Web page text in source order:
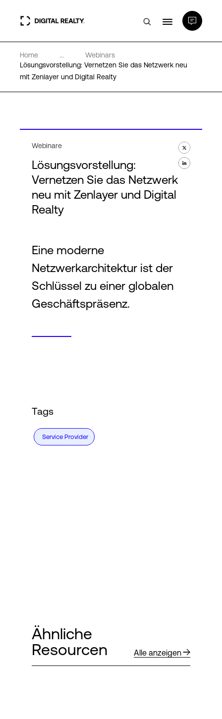
Rechenzentren
PlatformDIGITAL®
Login
Home ...
Webinars
Lösungsvorstellung: Vernetzen Sie das Netzwerk neu
mit Zenlayer und Digital Realty
Webinare
Lösungsvorstellung:
Vernetzen Sie das Netzwerk
neu mit Zenlayer und Digital
Realty
Eine moderne
Netzwerkarchitektur ist der
Schlüssel zu einer globalen
Geschäftspräsenz.
Tags
Service Provider
Ähnliche
Resourcen
Alle anzeigen